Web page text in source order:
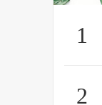
1
2